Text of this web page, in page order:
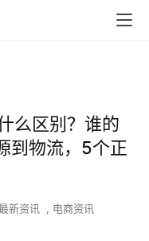
么区别？谁的
到物流，5个正
新资讯 , 电商资讯